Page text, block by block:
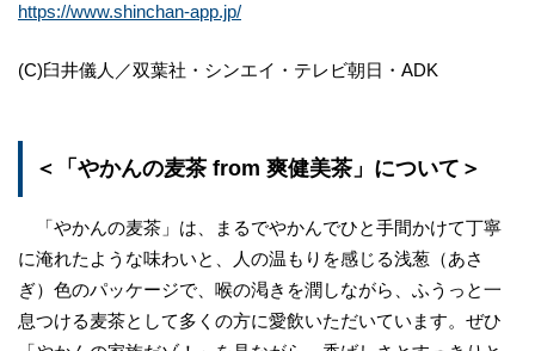
https://www.shinchan-app.jp/
(C)臼井儀人／双葉社・シンエイ・テレビ朝日・ADK
＜「やかんの麦茶 from 爽健美茶」について＞
「やかんの麦茶」は、まるでやかんでひと手間かけて丁寧
に淹れたような味わいと、人の温もりを感じる浅葱（あさ
ぎ）色のパッケージで、喉の渇きを潤しながら、ふうっと一
息つける麦茶として多くの方に愛飲いただいています。ぜひ